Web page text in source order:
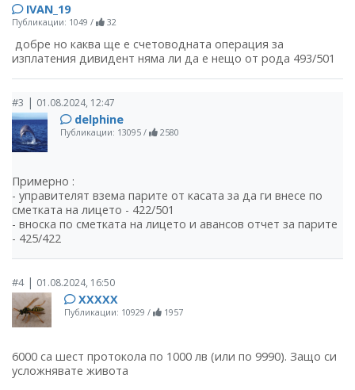
IVAN_19
Публикации: 1049 / 32
добре но каква ще е счетоводната операция за
изплатения дивидент няма ли да е нещо от рода 493/501
#3 | 01.08.2024, 12:47
delphine
Публикации: 13095 / 2580
Примерно :
- управителят взема парите от касата за да ги внесе по
сметката на лицето - 422/501
- вноска по сметката на лицето и авансов отчет за парите
- 425/422
#4| 01.08.2024, 16:50
ХХХХХ
Публикации: 10929 / 1957
6000 са шест протокола по 1000 лв (или по 9990). Защо си
усложнявате живота